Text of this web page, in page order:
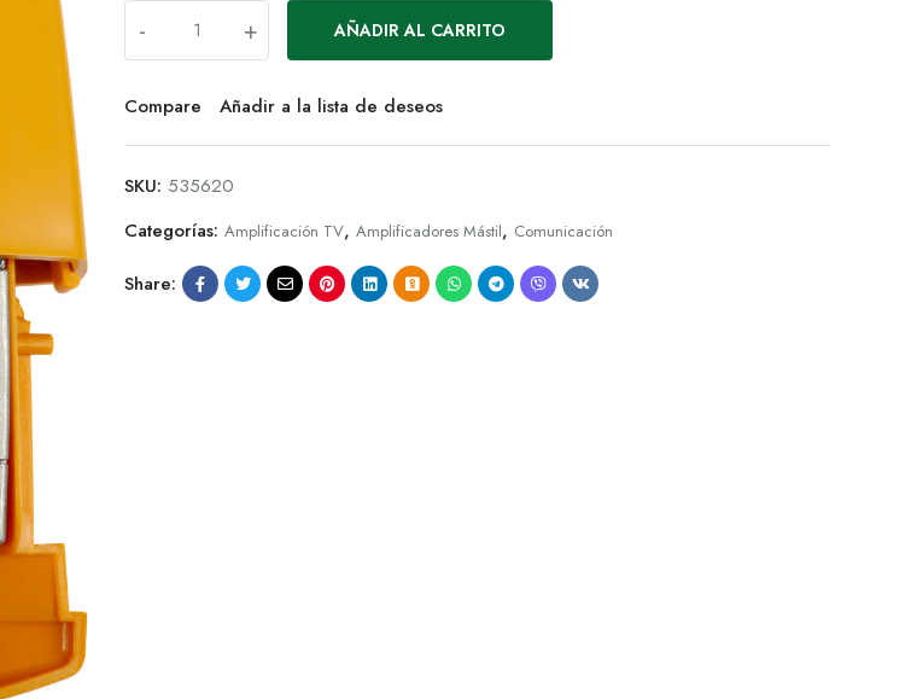
- + AÑADIR AL CARRITO
Compare Añadir a la lista de deseos
SKU: 535620
Categorías: Amplificación TV, Amplificadores Mástil, Comunicación
Share: